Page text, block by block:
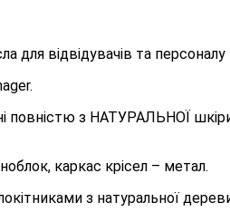
для відвідувачів та
повністю з НАТУРАЛЬНОЇ
каркас крісел – метал.
з натуральної